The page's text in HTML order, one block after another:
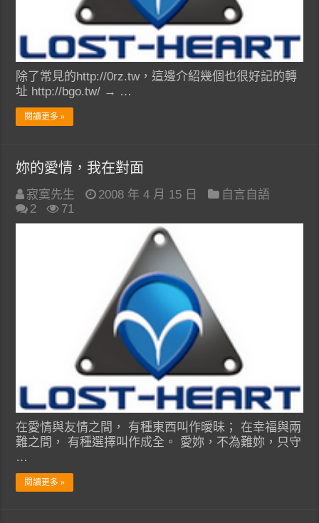
除了常見的http://0rz.tw，這邊介紹幾個也很好記的轉
址 http://bgo.tw/ → …
閱讀更多 »
妳的愛情，我在對面
寂寞先生 2008 年 4 月 15 日
自言自語
2
71
在愛情與友情之間， 有種東西叫作曖昧； 在幸福與兩
難之間， 有種選擇叫作成全。 愛妳，不為難妳，只守
…
閱讀更多 »